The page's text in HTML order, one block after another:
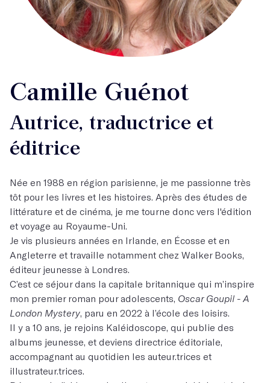
Camille Guénot
Autrice, traductrice et
éditrice
Née en 1988 en région parisienne, je me passionne très
tôt pour les livres et les histoires. Après des études de
littérature et de cinéma, je me tourne donc vers l'édition
et voyage au Royaume-Uni.
Je vis plusieurs années en Irlande, en Écosse et en
Angleterre et travaille notamment chez Walker Books,
éditeur jeunesse à Londres.
C’est ce séjour dans la capitale britannique qui m’inspire
mon premier roman pour adolescents, Oscar Goupil - A
London Mystery, paru en 2022 à l’école des loisirs.
Il y a 10 ans, je rejoins Kaléidoscope, qui publie des
albums jeunesse, et deviens directrice éditoriale,
accompagnant au quotidien les auteur.trices et
illustrateur.trices.